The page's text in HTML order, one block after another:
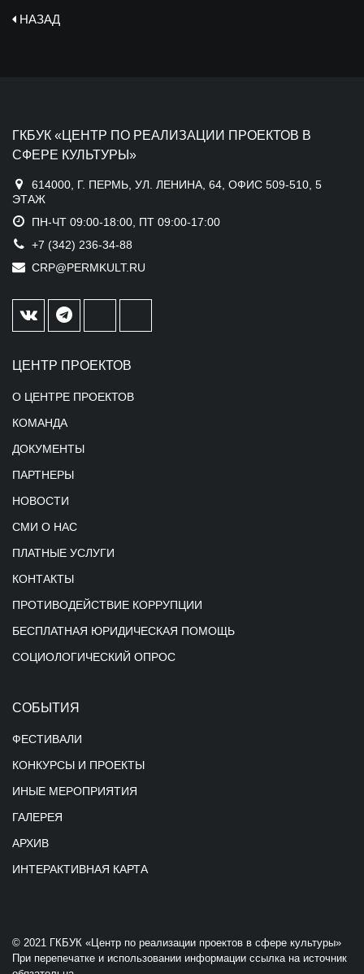
НАЗАД
ГКБУК «ЦЕНТР ПО РЕАЛИЗАЦИИ ПРОЕКТОВ В
СФЕРЕ КУЛЬТУРЫ»
614000, Г. ПЕРМЬ, УЛ. ЛЕНИНА, 64, ОФИС 509-510, 5
ЭТАЖ
ПН-ЧТ 09:00-18:00, ПТ 09:00-17:00
+7 (342) 236-34-88
CRP@PERMKULT.RU
ЦЕНТР ПРОЕКТОВ
О ЦЕНТРЕ ПРОЕКТОВ
КОМАНДА
ДОКУМЕНТЫ
ПАРТНЕРЫ
НОВОСТИ
СМИ О НАС
ПЛАТНЫЕ УСЛУГИ
КОНТАКТЫ
ПРОТИВОДЕЙСТВИЕ КОРРУПЦИИ
БЕСПЛАТНАЯ ЮРИДИЧЕСКАЯ ПОМОЩЬ
СОЦИОЛОГИЧЕСКИЙ ОПРОС
СОБЫТИЯ
ФЕСТИВАЛИ
КОНКУРСЫ И ПРОЕКТЫ
ИНЫЕ МЕРОПРИЯТИЯ
ГАЛЕРЕЯ
АРХИВ
ИНТЕРАКТИВНАЯ КАРТА
© 2021 ГКБУК «Центр по реализации проектов в сфере культуры»
При перепечатке и использовании информации ссылка на источник